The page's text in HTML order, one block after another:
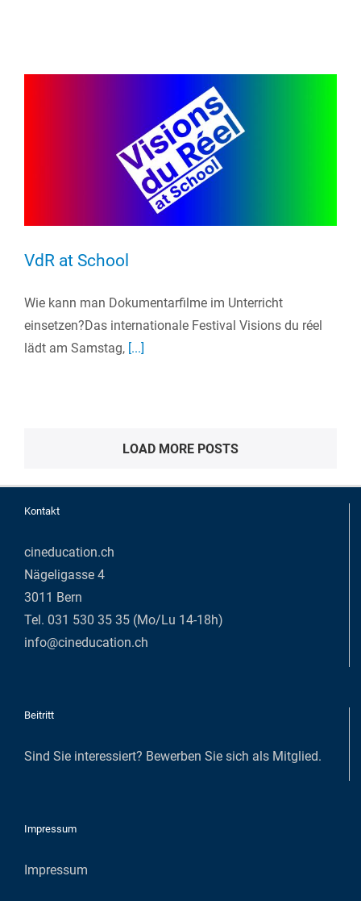
VdR at School
Wie kann man Dokumentarfilme im Unterricht
einsetzen?Das internationale Festival Visions du réel
lädt am Samstag, [...]
LOAD MORE POSTS
Kontakt
cineducation.ch
Nägeligasse 4
3011 Bern
Tel. 031 530 35 35 (Mo/Lu 14-18h)
info@cineducation.ch
Beitritt
Sind Sie interessiert? Bewerben Sie sich als Mitglied.
Impressum
Impressum